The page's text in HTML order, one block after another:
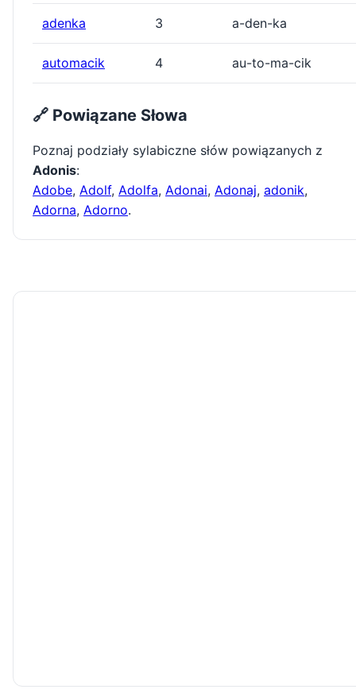
adenka 3 a-den-ka
automacik 4 au-to-ma-cik
🔗 Powiązane Słowa
Poznaj podziały sylabiczne słów powiązanych z
Adonis:
Adobe, Adolf, Adolfa, Adonai, Adonaj, adonik,
Adorna, Adorno.